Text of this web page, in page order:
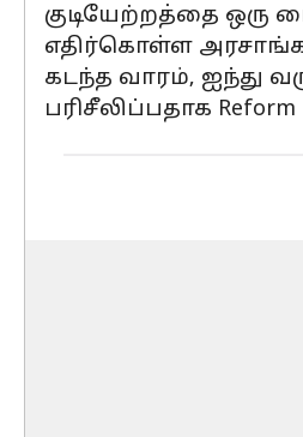
குடியேற்றத்தை ஒரு
எதிர்கொள்ள
கடந்த வாரம், ஐந்து
பரிசீலிப்பதாக Reform